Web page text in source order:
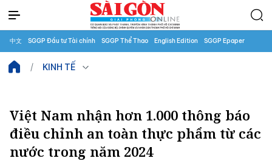
中文 SGGP Đầu tư Tài chính SGGP Thể Thao English Edition SGGP Epaper
KINH TẾ
Việt Nam nhận hơn 1.000 thông báo
điều chỉnh an toàn thực phẩm từ các
nước trong năm 2024